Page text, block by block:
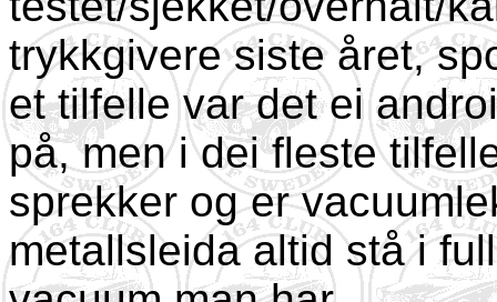
trykkgivere siste året,
et tilfelle var det ei
på, men i dei fleste
sprekker og er
metallsleida altid stå i